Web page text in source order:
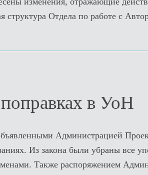
структура Отдела по работе с
в УоН
Администрацией
Из закона были убраны все
Также распоряжением